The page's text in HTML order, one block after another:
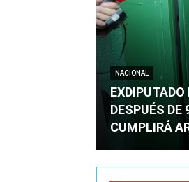
NACIONAL
DESPUÉS
CUMPLIRÁ